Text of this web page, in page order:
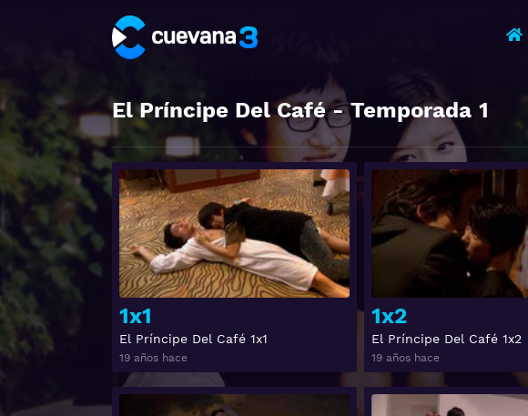
El Príncipe Del Café- Temporada 1
1x1
El Príncipe Del Café 1x1
19 años hace
1x2
El Príncipe Del Café 1x2
19 años hace